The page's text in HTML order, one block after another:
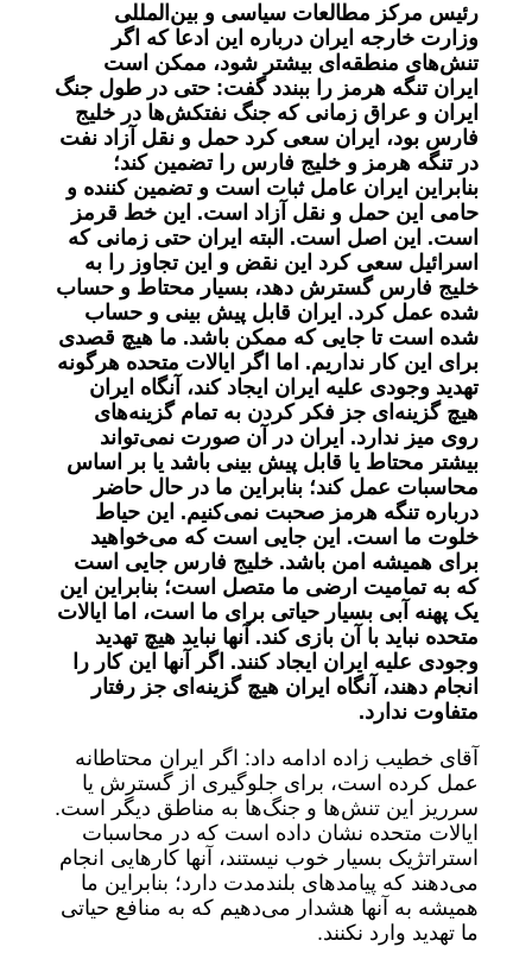
رئیس مرکز مطالعات سیاسی و بین‌المللی
وزارت خارجه ایران درباره این ادعا که اگر
تنش‌های منطقه‌ای بیشتر شود، ممکن است
ایران تنگه هرمز را ببندد گفت: حتی در طول جنگ
ایران و عراق زمانی که جنگ نفتکش‌ها در خلیج
فارس بود، ایران سعی کرد حمل و نقل آزاد نفت
در تنگه هرمز و خلیج فارس را تضمین کند؛
بنابراین ایران عامل ثبات است و تضمین کننده و
حامی این حمل و نقل آزاد است. این خط قرمز
است. این اصل است. البته ایران حتی زمانی که
اسرائیل سعی کرد این نقض و این تجاوز را به
خلیج فارس گسترش دهد، بسیار محتاط و حساب
شده عمل کرد. ایران قابل پیش بینی و حساب
شده است تا جایی که ممکن باشد. ما هیچ قصدی
برای این کار نداریم. اما اگر ایالات متحده هرگونه
تهدید وجودی علیه ایران ایجاد کند، آنگاه ایران
هیچ گزینه‌ای جز فکر کردن به تمام گزینه‌های
روی میز ندارد. ایران در آن صورت نمی‌تواند
بیشتر محتاط یا قابل پیش بینی باشد یا بر اساس
محاسبات عمل کند؛ بنابراین ما در حال حاضر
درباره تنگه هرمز صحبت نمی‌کنیم. این حیاط
خلوت ما است. این جایی است که می‌خواهید
برای همیشه امن باشد. خلیج فارس جایی است
که به تمامیت ارضی ما متصل است؛ بنابراین این
یک پهنه آبی بسیار حیاتی برای ما است، اما ایالات
متحده نباید با آن بازی کند. آنها نباید هیچ تهدید
وجودی علیه ایران ایجاد کنند. اگر آنها این کار را
انجام دهند، آنگاه ایران هیچ گزینه‌ای جز رفتار
متفاوت ندارد.
آقای خطیب زاده ادامه داد: اگر ایران محتاطانه
عمل کرده است، برای جلوگیری از گسترش یا
سرریز این تنش‌ها و جنگ‌ها به مناطق دیگر است.
ایالات متحده نشان داده است که در محاسبات
استراتژیک بسیار خوب نیستند، آنها کار‌هایی انجام
می‌دهند که پیامد‌های بلندمدت دارد؛ بنابراین ما
همیشه به آنها هشدار می‌دهیم که به منافع حیاتی
ما تهدید وارد نکنند.